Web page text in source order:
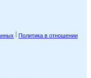
Политика в отношении